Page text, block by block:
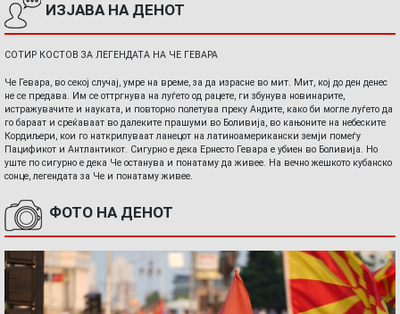
ИЗЈАВА НА ДЕНОТ
СОТИР КОСТОВ ЗА ЛЕГЕНДАТА НА ЧЕ ГЕВАРА
Че Гевара, во секој случај, умре на време, за да израсне во мит. Мит, кој до ден денес
не се предава. Им се оттргнува на луѓето од рацете, ги збунува новинарите,
истражувачите и науката, и повторно полетува преку Андите, како би могле луѓето да
го бараат и среќаваат во далеките прашуми во Боливија, во кањоните на небеските
Кордиљери, кои го наткрилуваат ланецот на латиноамерикански земји помеѓу
Пацификот и Антлантикот. Сигурно е дека Ернесто Гевара е убиен во Боливија. Но
уште по сигурно е дека Че останува и понатаму да живее. На вечно жешкото кубанско
сонце, легендата за Че и понатаму живее.
ФОТО НА ДЕНОТ